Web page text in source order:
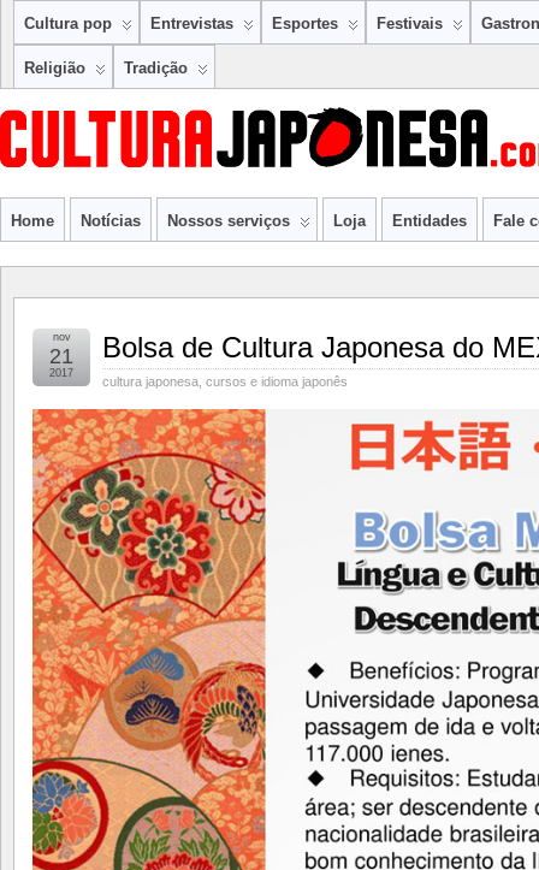
Cultura pop Entrevistas Esportes Festivais
Religião Tradição
Home Notícias Nossos serviços Loja Entidades Fale
Bolsa de Cultura Japonesa do
cultura japonesa cursos e idioma japonês
nov
21
2017